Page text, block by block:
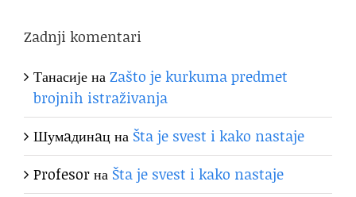
Zadnji komentari
ТанасијенаZašto je kurkuma predmet
brojnih istraživanja
Шумaдинaцна Šta je svest i kako nastaje
Profesorна Šta je svest i kako nastaje